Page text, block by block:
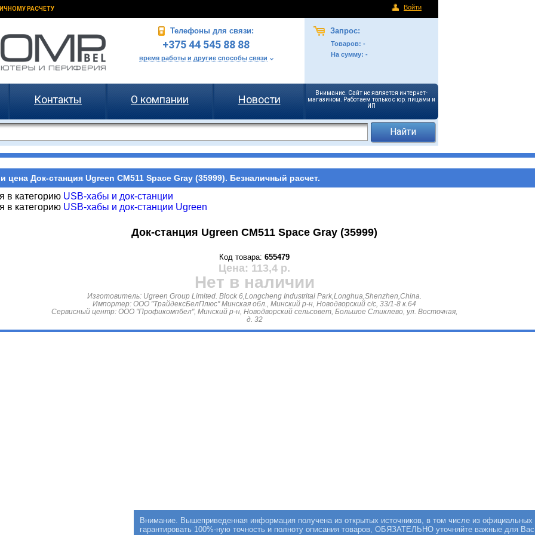
РАСЧЕТУ Войти
Телефоны для связи:
+375 44 545 88 88
время работы и другие способы связи
Запрос:
Товаров: -
На сумму: -
Контакты О компании Новости
Внимание. Сайт не является интернет-
магазином. Работаем только с юр. лицами и
ИП
цена Док-станция Ugreen CM511 Space Gray (35999). Безналичный расчет.
в категорию USB-хабы и док-станции
в категорию USB-хабы и док-станции Ugreen
Док-станция Ugreen CM511 Space Gray (35999)
Код товара: 655479
Цена: 113,4 р.
Нет в наличии
Изготовитель: Ugreen Group Limited. Block 6,Longcheng Industrital Park,Longhua,Shenzhen,China.
Импортер: ООО "ТрайдексБелПлюс" Минская обл., Минский р-н, Новодворский с/с, 33/1-8 к.64
Сервисный центр: ООО "Профикомпбел", Минский р-н, Новодворский сельсовет, Большое Стиклево, ул. Восточная,
д. 32
Внимание. Вышеприведенная информация получена из открытых источников, в том числе из
гарантировать 100%-ную точность и полноту описания товаров, ОБЯЗАТЕЛЬНО уточняйте важные для